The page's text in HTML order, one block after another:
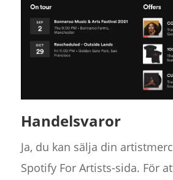
Handelsvaror
Ja, du kan sälja din
Spotify For Artists-sida. För